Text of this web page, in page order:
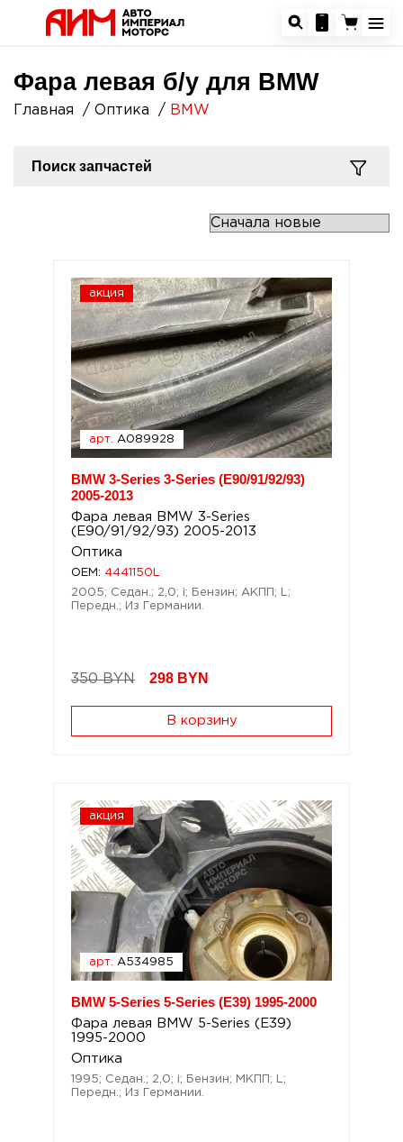
Фара левая б/у для BMW
Главная Оптика BMW
Поиск запчастей
акция
арт. A089928
BMW 3-Series 3-Series (E90/91/92/93)
2005-2013
Фара левая BMW 3-Series
(E90/91/92/93) 2005-2013
Оптика
OEM: 4441150L
2005; Седан.; 2,0; i; Бензин; АКПП; L;
Передн.; Из Германии.
350 BYN 298 BYN
В корзину
акция
арт. A534985
BMW 5-Series 5-Series (E39) 1995-2000
Фара левая BMW 5-Series (E39)
1995-2000
Оптика
1995; Седан.; 2,0; i; Бензин; МКПП; L;
Передн.; Из Германии.